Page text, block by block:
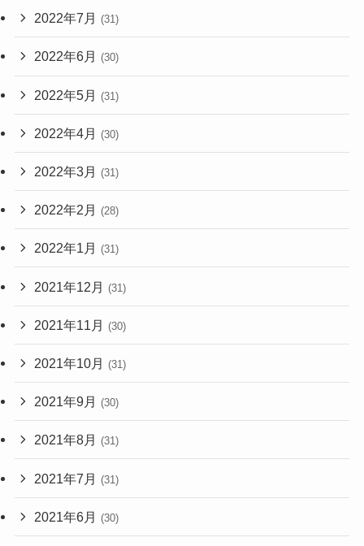
2022年7月 (31)
2022年6月 (30)
2022年5月 (31)
2022年4月 (30)
2022年3月 (31)
2022年2月 (28)
2022年1月 (31)
2021年12月 (31)
2021年11月 (30)
2021年10月 (31)
2021年9月 (30)
2021年8月 (31)
2021年7月 (31)
2021年6月 (30)